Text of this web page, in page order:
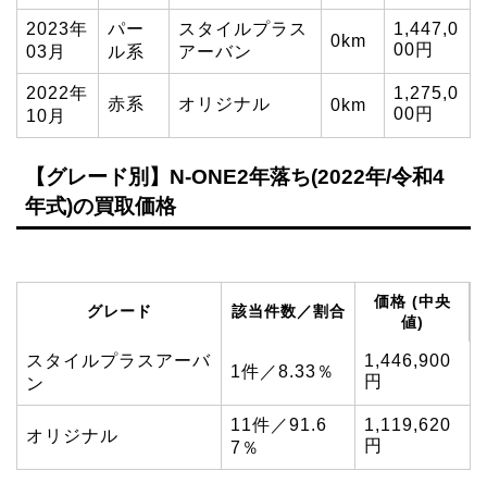
2023年
03月
パー
ル系
スタイルプラス
アーバン
0km
1,447,0
00円
2022年
10月
赤系 オリジナル 0km
1,275,0
00円
【グレード別】N-ONE2年落ち(2022年/令和4
年式)の買取価格
グレード 該当件数／割合
価格 (中央
値)
スタイルプラスアーバ
ン
1件／8.33％
1,446,900
円
オリジナル
11件／91.6
7％
1,119,620
円